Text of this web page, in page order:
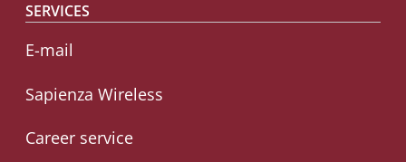
SERVICES
E-mail
Sapienza Wireless
Career service